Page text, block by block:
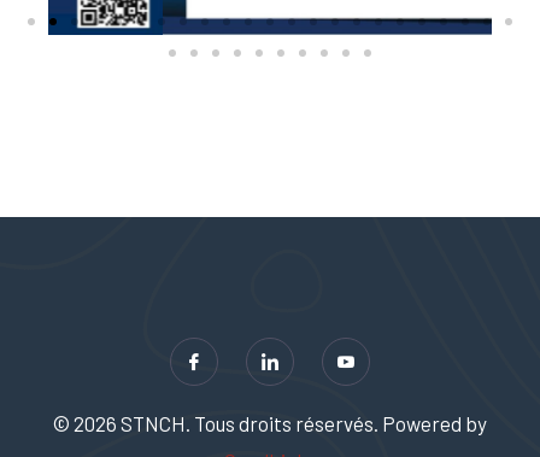
© 2026 STNCH. Tous droits réservés. Powered by